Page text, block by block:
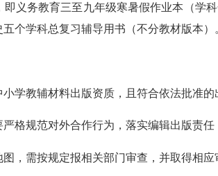
务教育三至九年级寒暑假作业本（学
个学科总复习辅导用书（不分教材版本）
教辅材料出版资质，且符合依法批准的
规范对外合作行为，落实编辑出版责任
需按规定报相关部门审查，并取得相应